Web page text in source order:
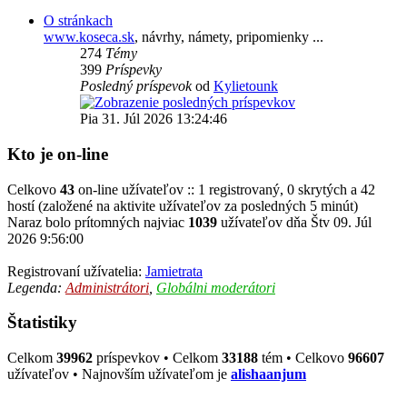
O stránkach
www.koseca.sk, návrhy, námety, pripomienky ...
274 Témy
399 Príspevky
Posledný príspevokod Kylietounk
Pia 31. Júl 2026 13:24:46
Kto je on-line
Celkovo 43 on-line užívateľov :: 1 registrovaný, 0 skrytých a 42
hostí (založené na aktivite užívateľov za posledných 5 minút)
Naraz bolo prítomných najviac 1039 užívateľov dňa Štv 09. Júl
2026 9:56:00
Registrovaní užívatelia: Jamietrata
Legenda: Administrátori Globálni moderátori
Štatistiky
Celkom 39962 príspevkov • Celkom 33188 tém • Celkovo 96607
užívateľov • Najnovším užívateľom je alishaanjum